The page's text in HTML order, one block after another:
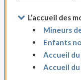
L’accueil des
Mineurs
Enfants
Accueil
Accueil